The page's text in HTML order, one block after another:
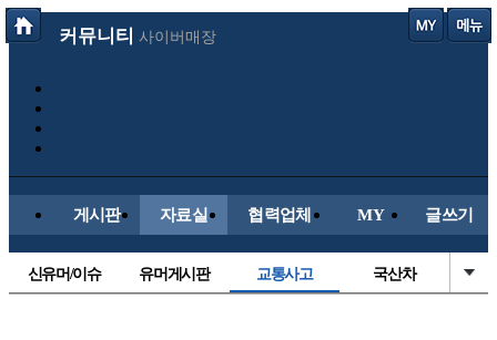
커뮤니티 사이버매장
게시판 자료실 협력업체 MY 글쓰기
신유머/이슈 유머게시판 교통사고 국산차